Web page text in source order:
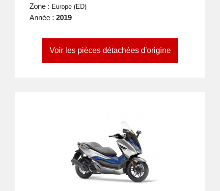
Zone : Europe (ED)
Année : 2019
Voir les pièces détachées d'origine